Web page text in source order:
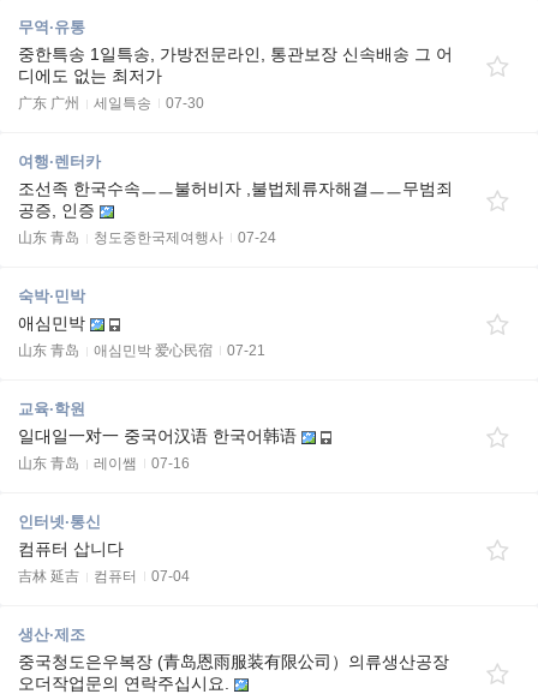
무역·유통
중한특송 1일특송, 가방전문라인, 통관보장 신속배송 그 어
디에도 없는 최저가
广东 广州 세일특송 07-30
여행·렌터카
조선족 한국수속ㅡㅡ불허비자 ,불법체류자해결ㅡㅡ무범죄
공증, 인증
山东 青岛 청도중한국제여행사 07-24
숙박·민박
애심민박
山东 青岛 애심민박 爱心民宿 07-21
교육·학원
일대일一对一 중국어汉语 한국어韩语
山东 青岛 레이쌤 07-16
인터넷·통신
컴퓨터 삽니다
吉林 延吉 컴퓨터 07-04
생산·제조
중국청도은우복장 (青岛恩雨服装有限公司）의류생산공장
오더작업문의 연락주십시요.